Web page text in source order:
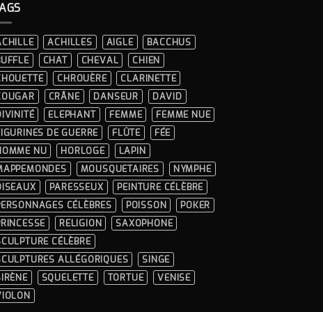
ACHILLES AIGLE
BACCHUS
CHAT CHEVAL
CHIEN
CHROUÈRE
CLARINETTE
CRÂNE DANSEUR
DAVID
ELEPHANT FEMME
FEMME NUE
DE GUERRE
FLÛTE
FÉE
NU
HORLOGE
LAPIN
MOUSQUETAIRES
NYMPHE
PARESSEUX
PEINTURE CÉLÈBRE
CÉLÈBRES
POISSON
POKER
RELIGION
SAXOPHONE
CÉLÈBRE
ALLÉGORIQUES
SINGE
SQUELETTE TORTUE
VENISE